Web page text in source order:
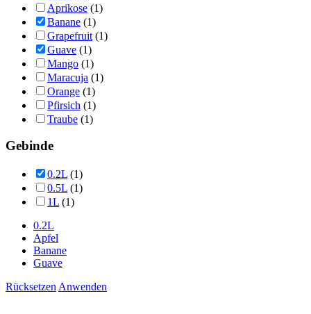
Aprikose (1)
Banane (1)
Grapefruit (1)
Guave (1)
Mango (1)
Maracuja (1)
Orange (1)
Pfirsich (1)
Traube (1)
Gebinde
0.2L (1)
0.5L (1)
1L (1)
0.2L
Apfel
Banane
Guave
Rücksetzen Anwenden